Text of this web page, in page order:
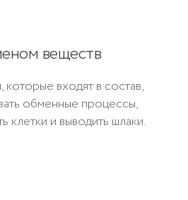
веществ
входят в состав,
обменные процессы,
клетки и выводить шлаки.